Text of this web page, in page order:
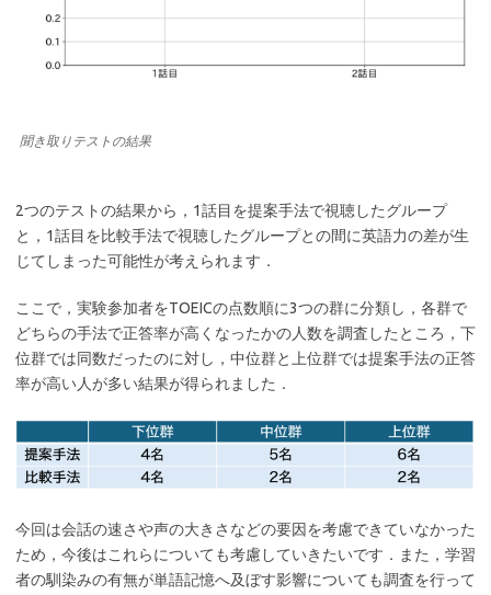
聞き取りテストの結果
2つのテストの結果から，1話目を提案手法で視聴したグループ
と，1話目を比較手法で視聴したグループとの間に英語力の差が生
じてしまった可能性が考えられます．
ここで，実験参加者をTOEICの点数順に3つの群に分類し，各群で
どちらの手法で正答率が高くなったかの人数を調査したところ，下
位群では同数だったのに対し，中位群と上位群では提案手法の正答
率が高い人が多い結果が得られました．
今回は会話の速さや声の大きさなどの要因を考慮できていなかった
ため，今後はこれらについても考慮していきたいです．また，学習
者の馴染みの有無が単語記憶へ及ぼす影響についても調査を行って